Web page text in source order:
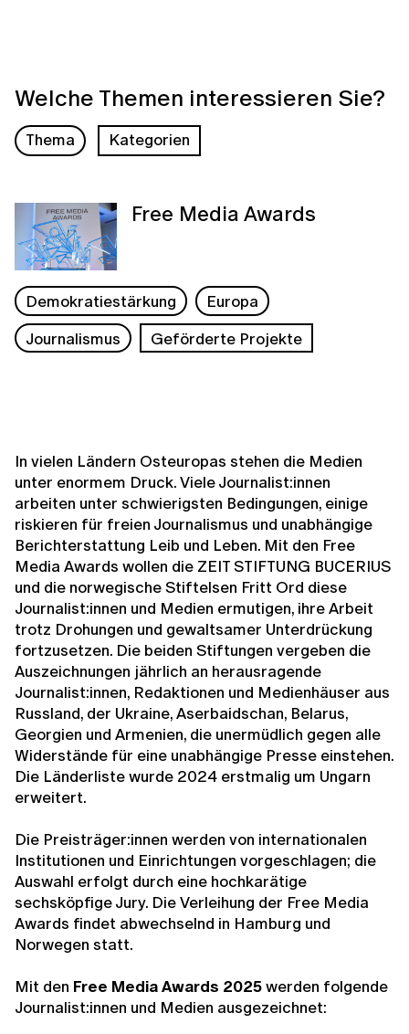
Welche Themen interessieren Sie?
Thema Kategorien
Free Media Awards
Demokratiestärkung
Europa
Journalismus
Geförderte Projekte
In vielen Ländern Osteuropas stehen die Medien
unter enormem Druck. Viele Journalist:innen
arbeiten unter schwierigsten Bedingungen, einige
riskieren für freien Journalismus und unabhängige
Berichterstattung Leib und Leben. Mit den Free
Media Awards wollen die ZEIT STIFTUNG BUCERIUS
und die norwegische Stiftelsen Fritt Ord diese
Journalist:innen und Medien ermutigen, ihre Arbeit
trotz Drohungen und gewaltsamer Unterdrückung
fortzusetzen. Die beiden Stiftungen vergeben die
Auszeichnungen jährlich an herausragende
Journalist:innen, Redaktionen und Medienhäuser aus
Russland, der Ukraine, Aserbaidschan, Belarus,
Georgien und Armenien, die unermüdlich gegen alle
Widerstände für eine unabhängige Presse einstehen.
Die Länderliste wurde 2024 erstmalig um Ungarn
erweitert.
Die Preisträger:innen werden von internationalen
Institutionen und Einrichtungen vorgeschlagen; die
Auswahl erfolgt durch eine hochkarätige
sechsköpfige Jury. Die Verleihung der Free Media
Awards findet abwechselnd in Hamburg und
Norwegen statt.
Mit den Free Media Awards 2025werden folgende
Journalist:innen und Medien ausgezeichnet: